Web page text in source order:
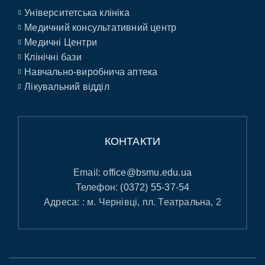
Університетська клініка
Медичний консультативний центр
Медичні Центри
Клінічні бази
Навчально-виробнича аптека
Лікувальний відділ
КОНТАКТИ
Email:office@bsmu.edu.ua
Телефон: (0372) 55-37-54
Адреса: : м. Чернівці, пл. Театральна, 2